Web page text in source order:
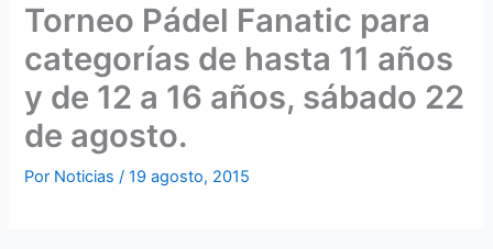
Torneo Pádel Fanatic para
categorías de hasta 11 años
y de 12 a 16 años, sábado 22
de agosto.
Por Noticias/19 agosto, 2015